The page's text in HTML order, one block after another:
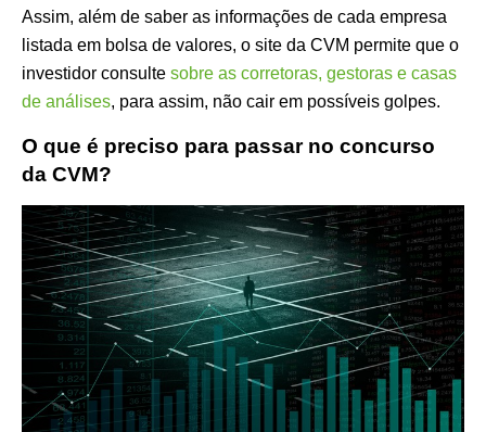
Assim, além de saber as informações de cada empresa
listada em bolsa de valores, o site da CVM permite que o
investidor consulte sobre as corretoras, gestoras e casas
de análises, para assim, não cair em possíveis golpes.
O que é preciso para passar no concurso
da CVM?